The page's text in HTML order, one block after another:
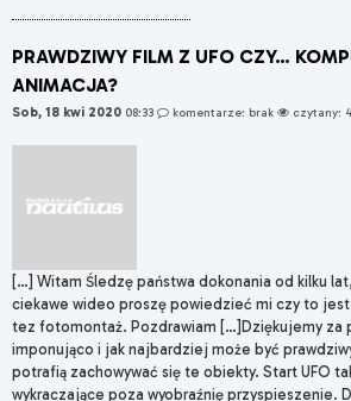
PRAWDZIWY FILM Z UFO CZY…
ANIMACJA?
Sob, 18 kwi 2020 08:33 komentarze: brak czytany:
[…] Witam Śledzę państwa dokonania od kilku
ciekawe wideo proszę powiedzieć mi czy to
tez fotomontaż. Pozdrawiam […]Dziękujemy za
imponująco i jak najbardziej może być
potrafią zachowywać się te obiekty. Start UFO
wykraczające poza wyobraźnię przyspieszenie.